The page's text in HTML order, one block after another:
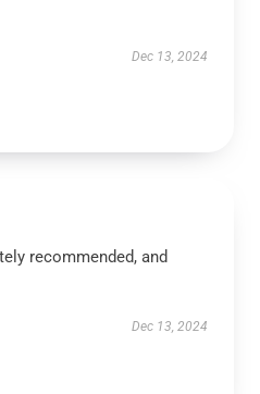
Dec 13, 2024
recommended, and
Dec 13, 2024